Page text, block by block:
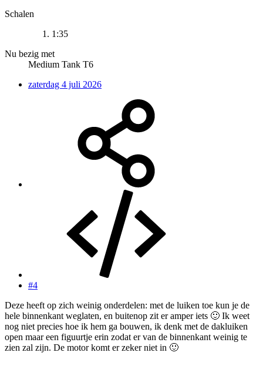
Schalen
1:35
Nu bezig met
Medium Tank T6
zaterdag 4 juli 2026
#4
Deze heeft op zich weinig onderdelen: met de luiken toe kun je de
hele binnenkant weglaten, en buitenop zit er amper iets 🙂 Ik weet
nog niet precies hoe ik hem ga bouwen, ik denk met de dakluiken
open maar een figuurtje erin zodat er van de binnenkant weinig te
zien zal zijn. De motor komt er zeker niet in 🙂